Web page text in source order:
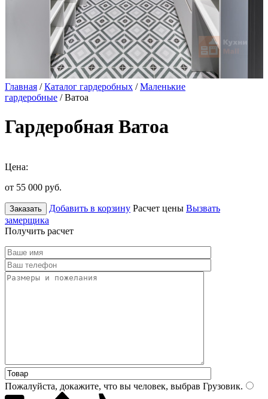
Главная /Каталог гардеробных /Маленькие
гардеробные / Ватоа
Гардеробная Ватоа
Цена:
от 55 000 руб.
Заказать Добавить в корзину Расчет цены Вызвать
замерщика
Получить расчет
Пожалуйста, докажите, что вы человек, выбрав Грузовик.